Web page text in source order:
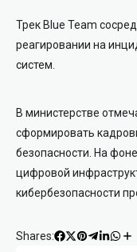
Трек Blue Team
реагировании на
систем.
В министерстве
сформировать
безопасности. На
цифровой
кибербезопасности
Shares: